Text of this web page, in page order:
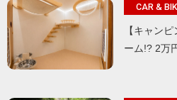
CAR &
【キャン
ーム!? 2万